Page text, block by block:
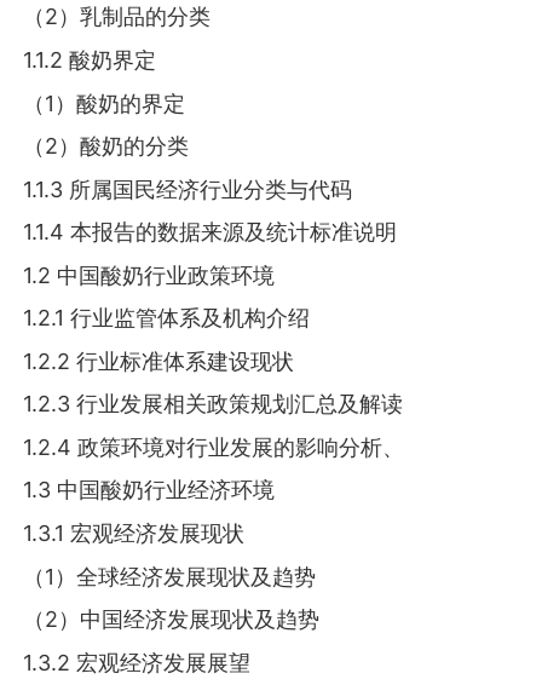
（2）乳制品的分类
1.1.2 酸奶界定
（1）酸奶的界定
（2）酸奶的分类
1.1.3 所属国民经济行业分类与代码
1.1.4 本报告的数据来源及统计标准说明
1.2 中国酸奶行业政策环境
1.2.1 行业监管体系及机构介绍
1.2.2 行业标准体系建设现状
1.2.3 行业发展相关政策规划汇总及解读
1.2.4 政策环境对行业发展的影响分析、
1.3 中国酸奶行业经济环境
1.3.1 宏观经济发展现状
（1）全球经济发展现状及趋势
（2）中国经济发展现状及趋势
1.3.2 宏观经济发展展望